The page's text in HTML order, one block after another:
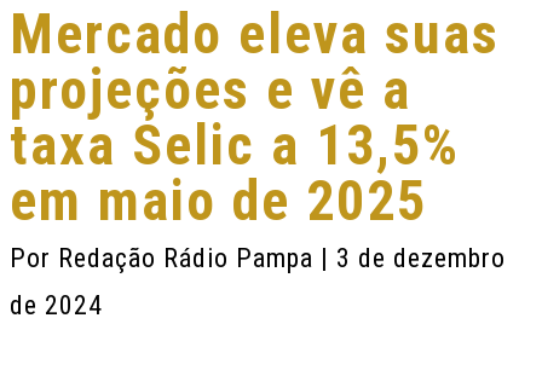
Mercado eleva suas
projeções e vê a
taxa Selic a 13,5%
em maio de 2025
Por Redação Rádio Pampa | 3 de dezembro
de 2024